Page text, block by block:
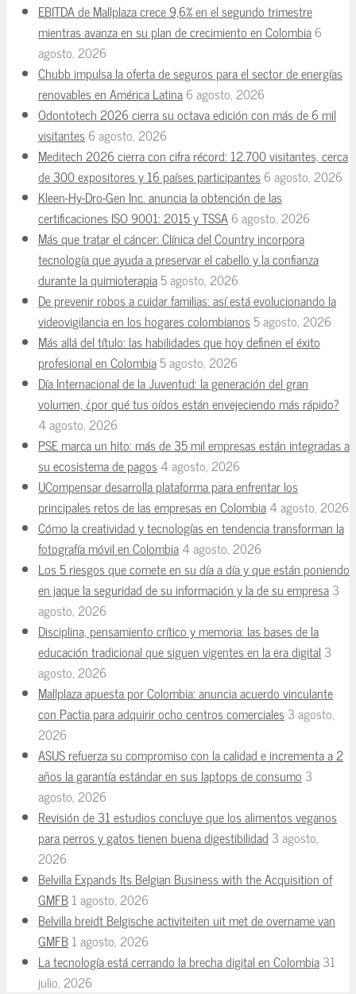
EBITDA de Mallplaza crece 9,6% en el segundo trimestre
mientras avanza en su plan de crecimiento en Colombia6
agosto, 2026
Chubb impulsa la oferta de seguros para el sector de energías
renovables en América Latina6 agosto, 2026
Odontotech 2026 cierra su octava edición con más de 6 mil
visitantes6 agosto, 2026
Meditech 2026 cierra con cifra récord: 12.700 visitantes, cerca
de 300 expositores y 16 países participantes6 agosto, 2026
Kleen-Hy-Dro-Gen Inc. anuncia la obtención de las
certificaciones ISO 9001: 2015 y TSSA6 agosto, 2026
Más que tratar el cáncer: Clínica del Country incorpora
tecnología que ayuda a preservar el cabello y la confianza
durante la quimioterapia5 agosto, 2026
De prevenir robos a cuidar familias: así está evolucionando la
videovigilancia en los hogares colombianos5 agosto, 2026
Más allá del título: las habilidades que hoy definen el éxito
profesional en Colombia5 agosto, 2026
Día Internacional de la Juventud: la generación del gran
volumen, ¿por qué tus oídos están envejeciendo más rápido?
4 agosto, 2026
PSE marca un hito: más de 35 mil empresas están integradas a
su ecosistema de pagos4 agosto, 2026
UCompensar desarrolla plataforma para enfrentar los
principales retos de las empresas en Colombia4 agosto, 2026
Cómo la creatividad y tecnologías en tendencia transforman la
fotografía móvil en Colombia4 agosto, 2026
Los 5 riesgos que comete en su día a día y que están poniendo
en jaque la seguridad de su información y la de su empresa3
agosto, 2026
Disciplina, pensamiento crítico y memoria: las bases de la
educación tradicional que siguen vigentes en la era digital 3
agosto, 2026
Mallplaza apuesta por Colombia: anuncia acuerdo vinculante
con Pactia para adquirir ocho centros comerciales3 agosto,
2026
ASUS refuerza su compromiso con la calidad e incrementa a 2
años la garantía estándar en sus laptops de consumo 3
agosto, 2026
Revisión de 31 estudios concluye que los alimentos veganos
para perros y gatos tienen buena digestibilidad 3 agosto,
2026
Belvilla Expands Its Belgian Business with the Acquisition of
GMFB1 agosto, 2026
Belvilla breidt Belgische activiteiten uit met de overname van
GMFB1 agosto, 2026
La tecnología está cerrando la brecha digital en Colombia31
julio, 2026